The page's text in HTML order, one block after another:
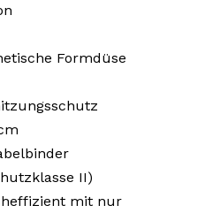
Formdüse
II)
mit nur